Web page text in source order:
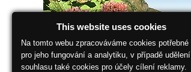
This website uses cookies
Na tomto webu zpracováváme cookies potřebné
pro jeho fungování a analytiku, v případě udělení
souhlasu také cookies pro účely cílení reklamy.